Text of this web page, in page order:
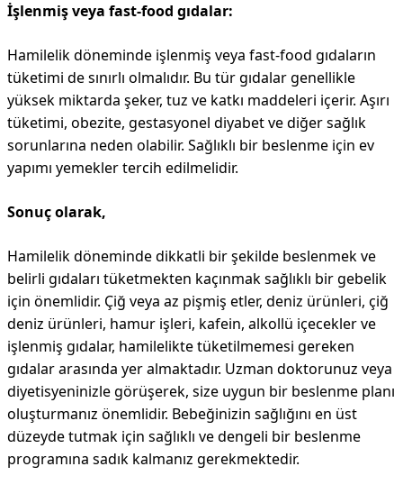
İşlenmiş veya fast-food gıdalar:
Hamilelik döneminde işlenmiş veya fast-food gıdaların
tüketimi de sınırlı olmalıdır. Bu tür gıdalar genellikle
yüksek miktarda şeker, tuz ve katkı maddeleri içerir. Aşırı
tüketimi, obezite, gestasyonel diyabet ve diğer sağlık
sorunlarına neden olabilir. Sağlıklı bir beslenme için ev
yapımı yemekler tercih edilmelidir.
Sonuç olarak,
Hamilelik döneminde dikkatli bir şekilde beslenmek ve
belirli gıdaları tüketmekten kaçınmak sağlıklı bir gebelik
için önemlidir. Çiğ veya az pişmiş etler, deniz ürünleri, çiğ
deniz ürünleri, hamur işleri, kafein, alkollü içecekler ve
işlenmiş gıdalar, hamilelikte tüketilmemesi gereken
gıdalar arasında yer almaktadır. Uzman doktorunuz veya
diyetisyeninizle görüşerek, size uygun bir beslenme planı
oluşturmanız önemlidir. Bebeğinizin sağlığını en üst
düzeyde tutmak için sağlıklı ve dengeli bir beslenme
programına sadık kalmanız gerekmektedir.